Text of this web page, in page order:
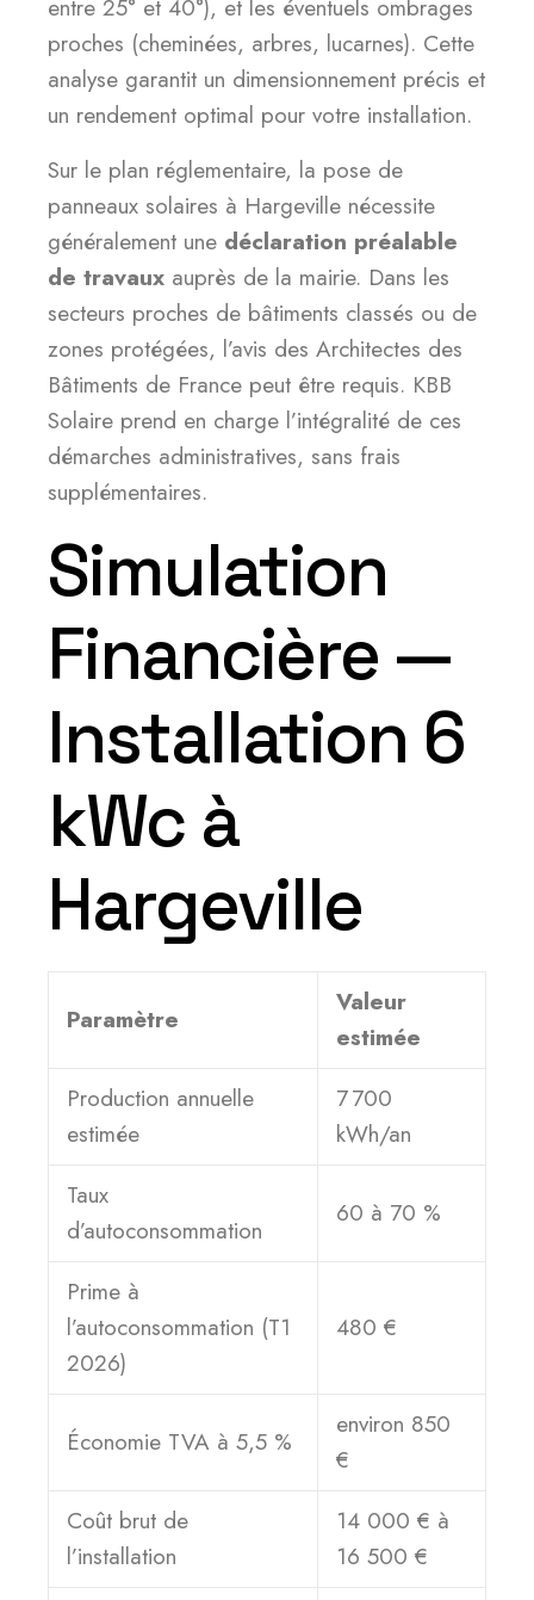
entre 25° et 40°), et les éventuels ombrages
proches (cheminées, arbres, lucarnes). Cette
analyse garantit un dimensionnement précis et
un rendement optimal pour votre installation.
Sur le plan réglementaire, la pose de
panneaux solaires à Hargeville nécessite
généralement une déclaration préalable
de travaux auprès de la mairie. Dans les
secteurs proches de bâtiments classés ou de
zones protégées, l’avis des Architectes des
Bâtiments de France peut être requis. KBB
Solaire prend en charge l’intégralité de ces
démarches administratives, sans frais
supplémentaires.
Simulation
Financière —
Installation 6
kWc à
Hargeville
Paramètre
Valeur
estimée
Production annuelle
estimée
7 700
kWh/an
Taux
d’autoconsommation
60 à 70 %
Prime à
l’autoconsommation (T1
2026)
480 €
Économie TVA à 5,5 %
environ 850
€
Coût brut de
l’installation
14 000 € à
16 500 €